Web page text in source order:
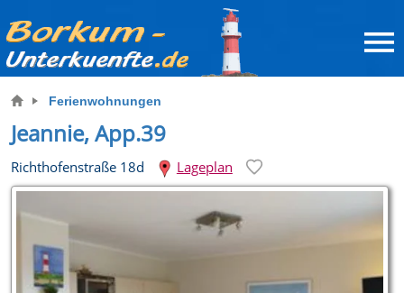
Ferienwohnungen
Jeannie, App.39
Richthofenstraße 18d Lageplan